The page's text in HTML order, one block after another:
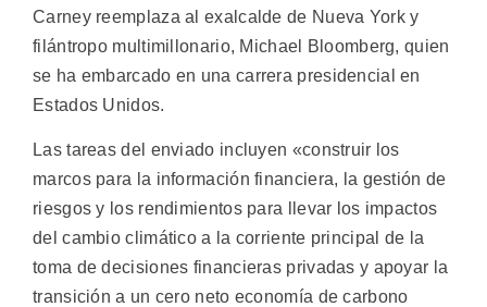
Carney reemplaza al exalcalde de Nueva York y
filántropo multimillonario, Michael Bloomberg, quien
se ha embarcado en una carrera presidencial en
Estados Unidos.
Las tareas del enviado incluyen «construir los
marcos para la información financiera, la gestión de
riesgos y los rendimientos para llevar los impactos
del cambio climático a la corriente principal de la
toma de decisiones financieras privadas y apoyar la
transición a un cero neto economía de carbono